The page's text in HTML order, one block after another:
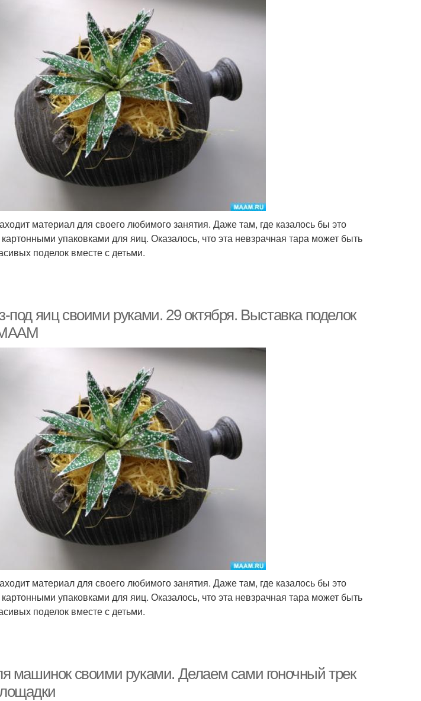
материал для своего любимого занятия. Даже там, где казалось бы это
упаковками для яиц. Оказалось, что эта невзрачная тара может быть
поделок вместе с детьми.
под яиц своими руками. 29 октября. Выставка поделок
МААМ
материал для своего любимого занятия. Даже там, где казалось бы это
упаковками для яиц. Оказалось, что эта невзрачная тара может быть
поделок вместе с детьми.
машинок своими руками. Делаем сами гоночный трек